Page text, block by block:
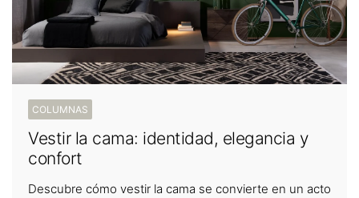
COLUMNAS
Vestir la cama: identidad, elegancia y
confort
Descubre cómo vestir la cama se convierte en un acto